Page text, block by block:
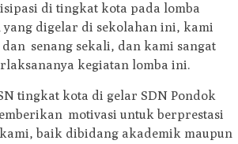
di tingkat kota pada lomba
yang digelar di sekolahan ini, kami
senang sekali, dan kami sangat
kegiatan lomba ini.
tingkat kota di gelar SDN Pondok
motivasi untuk berprestasi
baik dibidang akademik maupun